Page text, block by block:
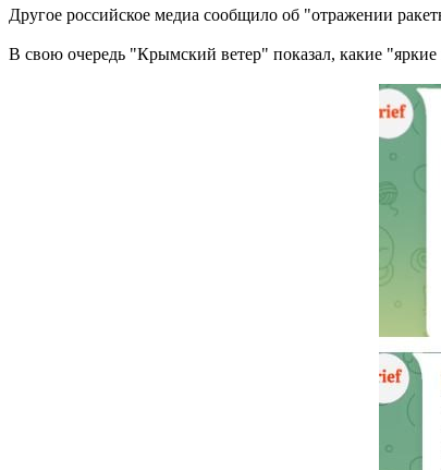
Другое российское медиа сообщило об "отражении
В свою очередь "Крымский ветер" показал, какие